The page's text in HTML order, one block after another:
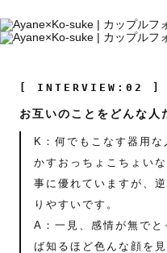
[ INTERVIEW:02 ]
お互いのことをどんな人
K：何でもこなす器用
かすおっちょこちょい
事に優れていますが、
りやすいです。
A：一見、感情が無で
ば知るほど色んな顔を